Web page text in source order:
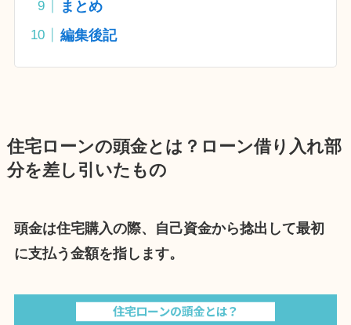
まとめ
編集後記
住宅ローンの頭金とは？ローン借り入れ部
分を差し引いたもの
頭金は住宅購入の際、自己資金から捻出して最初
に支払う金額を指します。